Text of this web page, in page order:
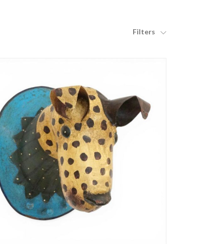
Filters